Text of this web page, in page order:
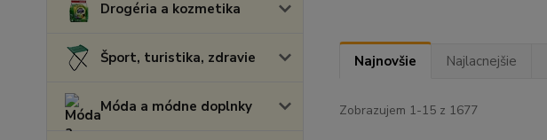
Drogéria a kozmetika
Šport, turistika, zdravie
Móda a módne doplnky
Najnovšie Najlacnejšie
Zobrazujem 1-15 z 1677